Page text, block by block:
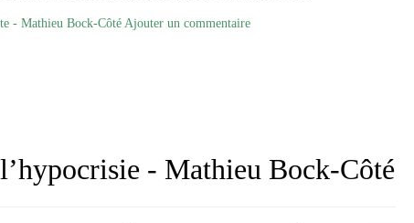
- Mathieu Bock-Côté Ajouter un commentaire
- Mathieu Bock-Côté